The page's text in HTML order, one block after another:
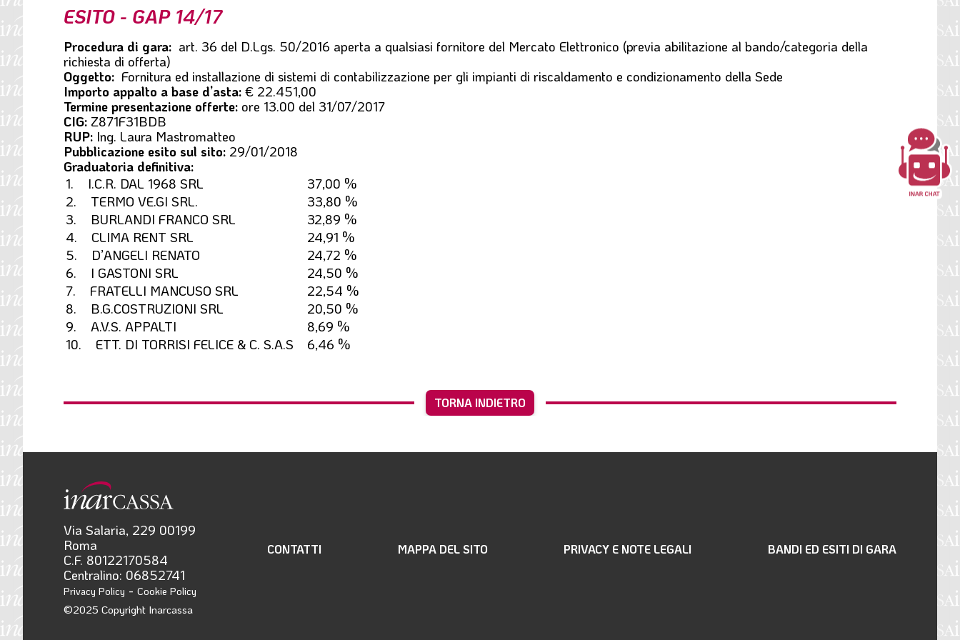
e
ESITO - GAP 14/17
Procedura di gara: art. 36 del D.Lgs. 50/2016 aperta a qualsiasi fornitore del Mercato Elettronico (previa abilitazione al bando/categoria della
richiesta di offerta)
Oggetto: Fornitura ed installazione di sistemi di contabilizzazione per gli impianti di riscaldamento e condizionamento della Sede
Importo appalto a base d’asta: € 22.451,00
Termine presentazione offerte: ore 13.00 del 31/07/2017
CIG: Z871F31BDB
RUP: Ing. Laura Mastromatteo
Pubblicazione esito sul sito: 29/01/2018
Graduatoria definitiva:
1. I.C.R. DAL 1968 SRL
37,00 %
2. TERMO VE.GI SRL.
33,80 %
3. BURLANDI FRANCO SRL
32,89 %
4. CLIMA RENT SRL
24,91 %
5. D’ANGELI RENATO
24,72 %
6. I GASTONI SRL
24,50 %
7. FRATELLI MANCUSO SRL
22,54 %
8. B.G.COSTRUZIONI SRL
20,50 %
9. A.V.S. APPALTI
8,69 %
10. ETT. DI TORRISI FELICE & C. S.A.S
6,46 %
TORNA INDIETRO
Via Salaria, 229 00199
Roma
C.F. 80122170584
Centralino: 06852741
Privacy Policy - Cookie Policy
©2025 Copyright Inarcassa
CONTATTI MAPPA DEL SITO PRIVACY E NOTE LEGALI BANDI ED ESITI DI GARA